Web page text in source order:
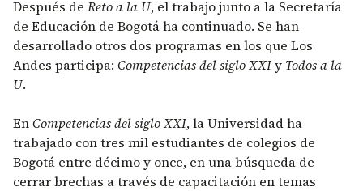
Después de Reto a la U, el trabajo junto a la Secretaría
de Educación de Bogotá ha continuado. Se han
desarrollado otros dos programas en los que Los
Andes participa: Competencias del siglo XXIy Todos a la
U.
EnCompetencias del siglo XXI, la Universidad ha
trabajado con tres mil estudiantes de colegios de
Bogotá entre décimo y once, en una búsqueda de
cerrar brechas a través de capacitación en temas